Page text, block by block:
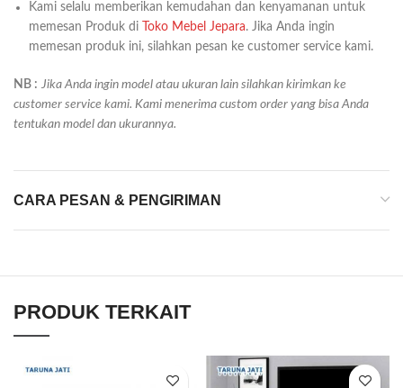
Kami selalu memberikan kemudahan dan kenyamanan untuk
memesan Produk di
Toko Mebel Jepara. Jika Anda ingin
memesan produk ini, silahkan pesan ke customer service kami.
NB : Jika Anda ingin model atau ukuran lain silahkan kirimkan ke
customer service kami. Kami menerima custom order yang bisa Anda
tentukan model dan ukurannya.
CARA PESAN & PENGIRIMAN
PRODUK TERKAIT